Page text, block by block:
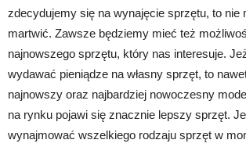
zdecydujemy się na wynajęcie sprzętu, to nie
martwić. Zawsze będziemy mieć też
najnowszego sprzętu, który nas interesuje.
wydawać pieniądze na własny sprzęt, to
najnowszy oraz najbardziej nowoczesny
na rynku pojawi się znacznie lepszy sprzęt.
wynajmować wszelkiego rodzaju sprzęt w